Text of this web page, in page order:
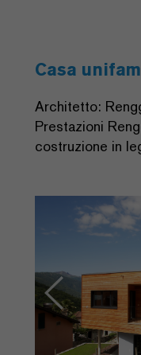
Casa
Architetto:
Prestazioni
costruzione in
Previous